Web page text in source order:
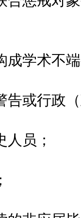
学术不端
或行政（
员；